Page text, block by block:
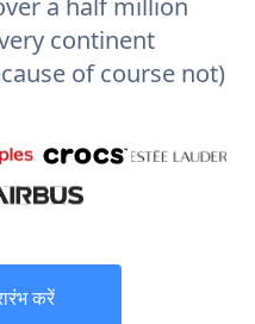
continent
of course not)
करें